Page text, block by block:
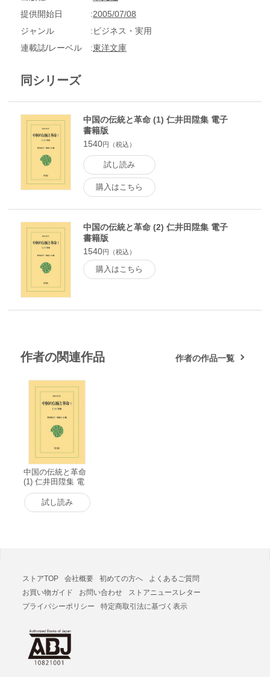
提供開始日
2005/07/08
ジャンル
ビジネス・実用
連載誌/レーベル
東洋文庫
同シリーズ
中国の伝統と革命 (1) 仁井田陞集 電子
書籍版
1540円（税込）
試し読み
購入はこちら
中国の伝統と革命 (2) 仁井田陞集 電子
書籍版
1540円（税込）
購入はこちら
作者の関連作品 作者の作品一覧
中国の伝統と革命
(1) 仁井田陞集 電
子書籍版
試し読み
ストアTOP 会社概要 初めての方へ
よくあるご質問
お買い物ガイド
お問い合わせ
ストアニュースレター
プライバシーポリシー
特定商取引法に基づく表示